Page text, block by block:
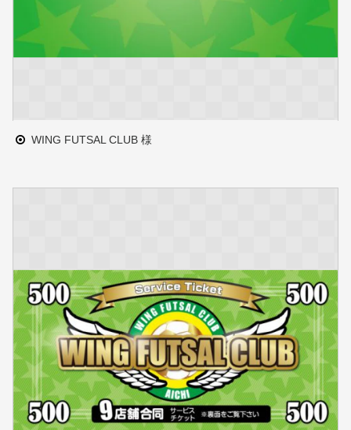
WING FUTSAL CLUB 様